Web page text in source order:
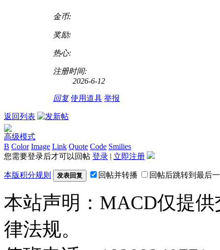
金币:
奖励:
热心:
注册时间:
2026-6-12
回复 使用道具 举报
返回列表
高级模式
B Color Image Link Quote Code Smilies
您需要登录后才可以回帖 登录 | 立即注册
本版积分规则 发表回复 回帖并转播 回帖后跳转到最后
本站声明：MACD仅提
律法规。